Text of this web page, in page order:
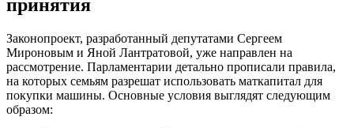
принятия
Законопроект, разработанный депутатами Сергеем
Мироновым и Яной Лантратовой, уже направлен на
рассмотрение. Парламентарии детально прописали правила,
на которых семьям разрешат использовать маткапитал для
покупки машины. Основные условия выглядят следующим
образом: